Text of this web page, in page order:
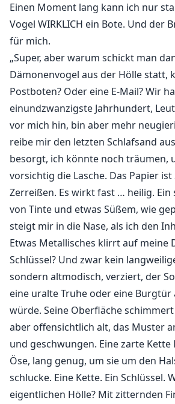
Einen Moment lang kann ich nur
Vogel WIRKLICH ein Bote. Und der
für mich.
„Super, aber warum schickt man
Dämonenvogel aus der Hölle statt,
Postboten? Oder eine E-Mail? Wir
einundzwanzigste Jahrhundert,
vor mich hin, bin aber mehr
reibe mir den letzten Schlafsand
besorgt, ich könnte noch träumen,
vorsichtig die Lasche. Das Papier
Zerreißen. Es wirkt fast … heilig. Ein
von Tinte und etwas Süßem, wie
steigt mir in die Nase, als ich den
Etwas Metallisches klirrt auf meine
Schlüssel? Und zwar kein
sondern altmodisch, verziert, der
eine uralte Truhe oder eine Burgtür
würde. Seine Oberfläche
aber offensichtlich alt, das Muster
und geschwungen. Eine zarte
Öse, lang genug, um sie um den
schlucke. Eine Kette. Ein Schlüssel.
eigentlichen Hölle? Mit zitternden